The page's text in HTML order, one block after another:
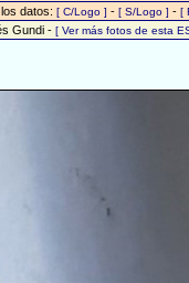
datos: [ C/Logo ] - [ S/Logo ] - [
Gundi - [ Ver más fotos de esta